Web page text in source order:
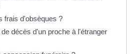
frais d'obsèques ?
décès d'un proche à l'étranger